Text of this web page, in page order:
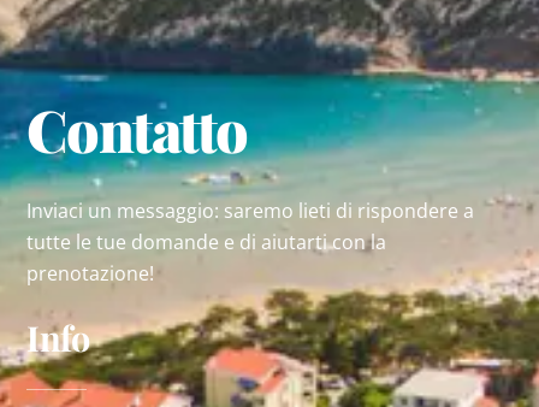
Contatto
Inviaci un messaggio: saremo lieti di rispondere a
tutte le tue domande e di aiutarti con la
prenotazione!
Info